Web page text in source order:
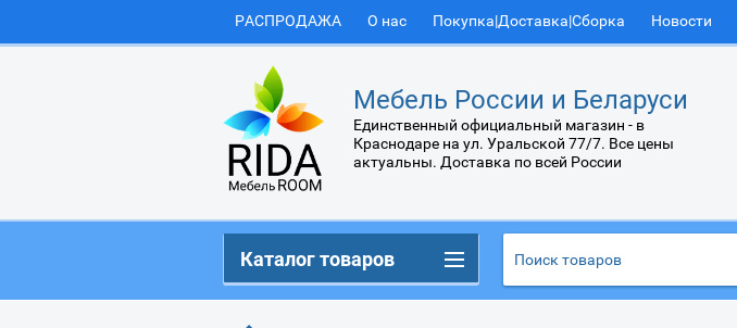
РАСПРОДАЖА О нас Покупка|Доставка|Сборка Новости
Мебель России и Беларуси
Единственный официальный магазин - в
Краснодаре на ул. Уральской 77/7. Все цены
актуальны. Доставка по всей России
Каталог товаров